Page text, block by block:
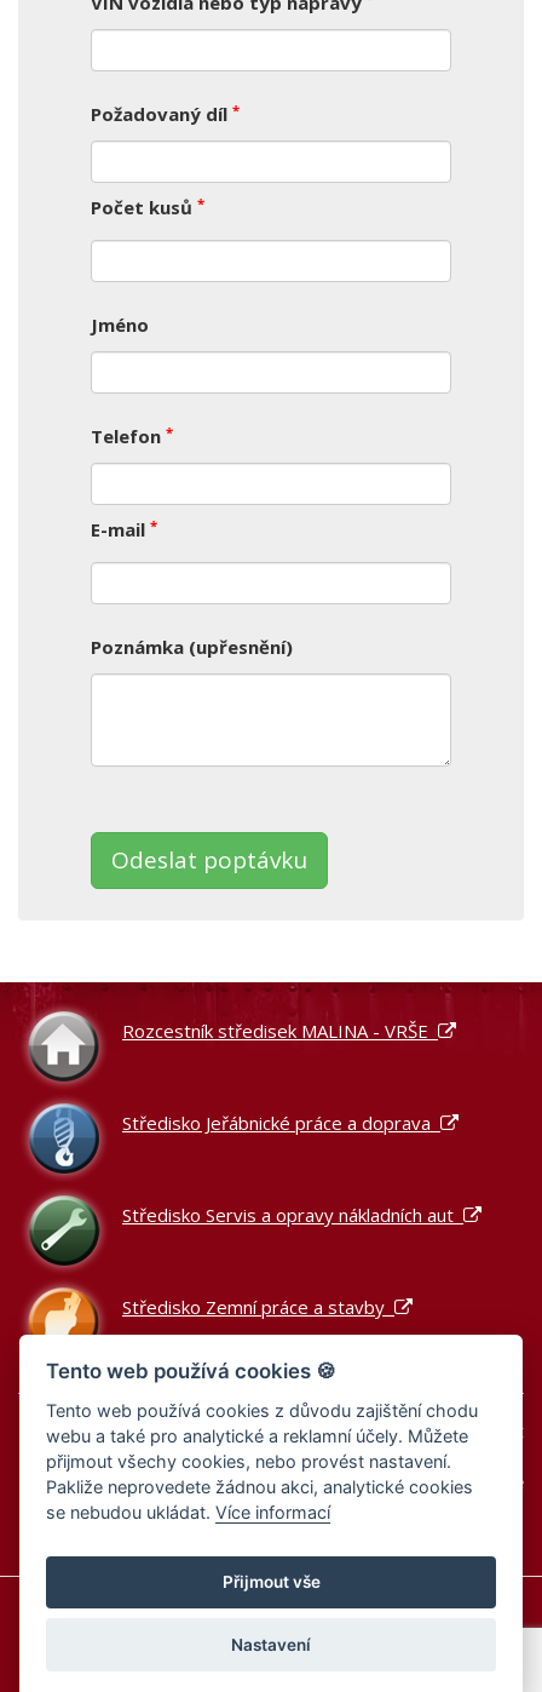
Požadovaný díl *
Počet kusů *
Jméno
Telefon *
E-mail *
Poznámka (upřesnění)
pole
prázdné.
Rozcestník středisek MALINA - VRŠE
Středisko Jeřábnické práce a doprava
Středisko Servis a opravy nákladních aut
Středisko Zemní práce a stavby
Podle zákona o evidenci tržeb je prodávající povinen vystavit
kupujícímu účtenku.
Zároveň je povinen zaevidovat přijatou tržbu u správce daně
online; v případě technického výpadku pak nejpozději do 48
hodin.
Informace o cookies
Zásady zpracování osobních údajů
Zásady zpracování osobních údajů – výběrová řízení
Tento web používá cookies 🍪
Tento web používá cookies z důvodu zajištění chodu
webu a také pro analytické a reklamní účely. Můžete
přijmout všechy cookies, nebo provést nastavení.
Pakliže neprovedete žádnou akci, analytické cookies
se nebudou ukládat.Více informací
Přijmout vše
Nastavení